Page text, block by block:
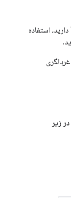
اگر نیاز به برقراری تماس تلفنی، ویدیویی یا VoIP دارید، استفاده
زیر